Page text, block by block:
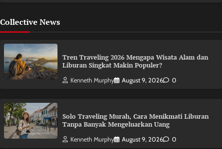
Collective News
Tren Traveling 2026 Mengapa Wisata Alam dan
Liburan Singkat Makin Populer?
Kenneth Murphy August 9, 2026 0
Solo Traveling Murah, Cara Menikmati Liburan
Tanpa Banyak Mengeluarkan Uang
Kenneth Murphy August 9, 2026 0